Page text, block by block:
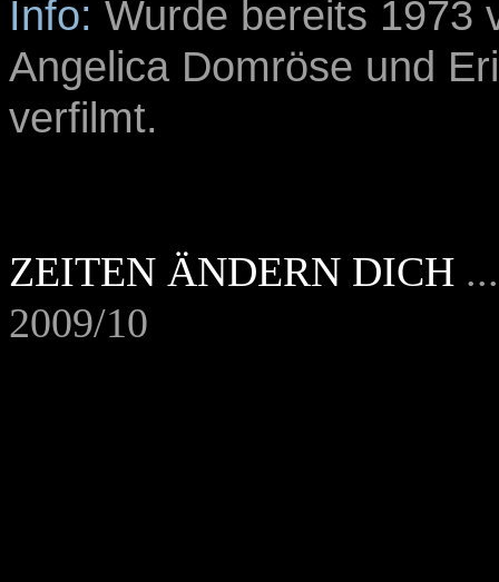
Info: Wurde bereits 1973
Angelica Domröse und
verfilmt.
ZEITEN ÄNDERN DICH
2009/10